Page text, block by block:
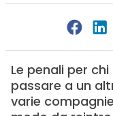
Le penali per
passare a un
varie